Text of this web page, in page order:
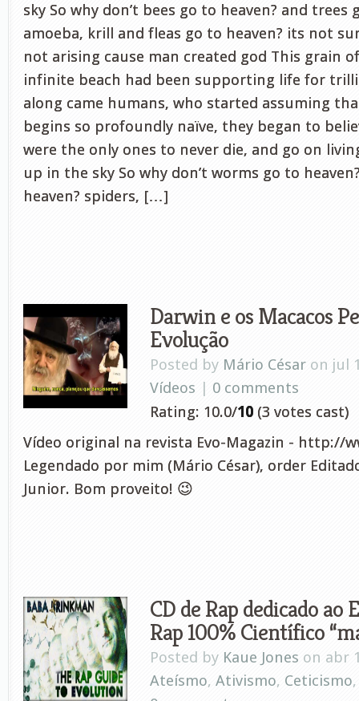
sky So why don’t bees go to heaven? and trees
amoeba, krill and fleas go to heaven? its not
not arising cause man created god This grain
infinite beach had been supporting life for
along came humans, who started assuming
begins so profoundly naïve, they began to
were the only ones to never die, and go on
up in the sky So why don’t worms go to
heaven? spiders, […]
Darwin e os Macacos
Evolução
Posted by Mário César on jul
Vídeos | 0 comments
Rating: 10.0/10 (3 votes cast)
Vídeo original na revista Evo-Magazin - http://
Legendado por mim (Mário César), order
Junior. Bom proveito! 😉
CD de Rap dedicado ao
Rap 100% Científico
Posted by Kaue Jones on abr
Ateísmo, Ativismo, Ceticismo